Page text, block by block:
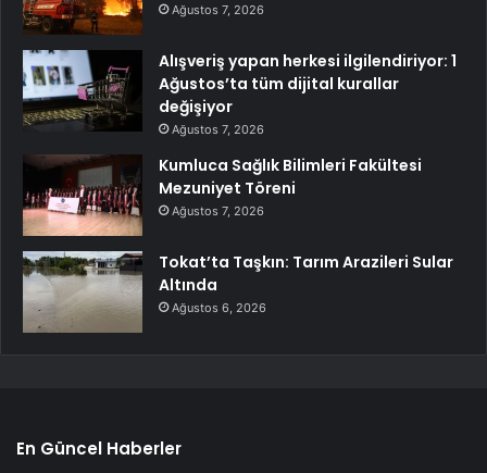
Ağustos 7, 2026
Alışveriş yapan herkesi ilgilendiriyor: 1
Ağustos’ta tüm dijital kurallar
değişiyor
Ağustos 7, 2026
Kumluca Sağlık Bilimleri Fakültesi
Mezuniyet Töreni
Ağustos 7, 2026
Tokat’ta Taşkın: Tarım Arazileri Sular
Altında
Ağustos 6, 2026
En Güncel Haberler